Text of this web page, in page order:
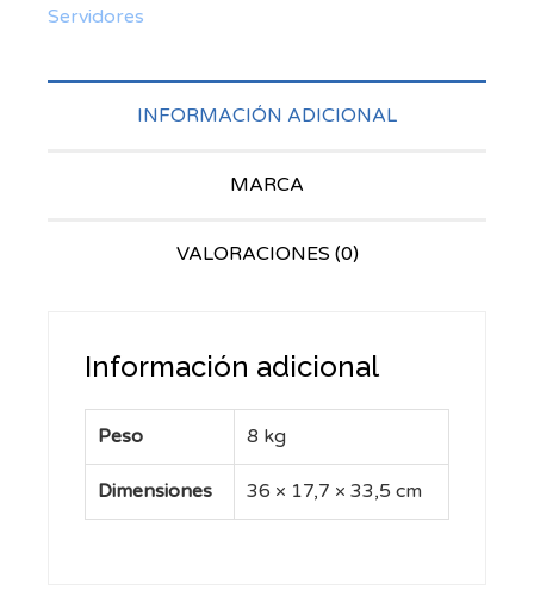
Servidores
INFORMACIÓN ADICIONAL
MARCA
VALORACIONES (0)
Información adicional
Peso 8 kg
Dimensiones 36 × 17,7 × 33,5 cm